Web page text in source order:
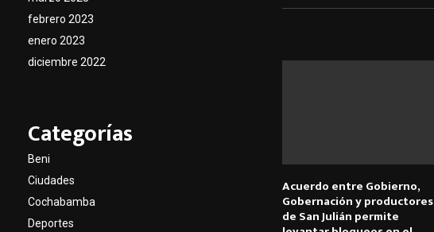
Acuerdo entre Gobierno,
Gobernación y productores
de San Julián permite
febrero 2023
enero 2023
diciembre 2022
Categorías
Beni
Ciudades
Cochabamba
Deportes